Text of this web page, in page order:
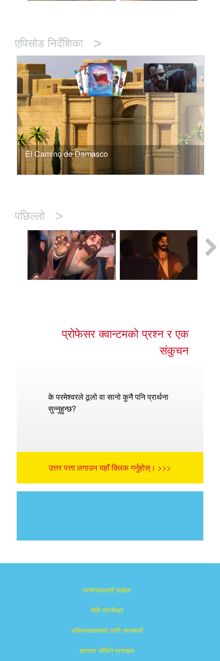
एपिसोड निर्देशिका >
El Camino de Damasco
पछिल्लो >
प्रोफेसर क्वान्टमको प्रश्न र एक
संकुचन
के परमेश्वरले ठूलो वा सानो कुनै पनि प्रार्थना
सुन्नुहुन्छ?
उत्तर पत्ता लगाउन यहाँ क्लिक गर्नुहोस्। >>>
प्रयोगकालागी शर्तहरु
नीति गोपनीयता
अभिभावकहरूको लागि जानकारी
बारम्वार साेधिने प्रश्नहरू